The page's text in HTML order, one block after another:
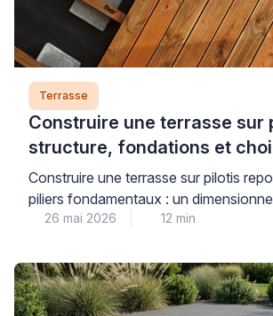
Terrasse
Construire une terrasse sur
structure, fondations et
Construire une terrasse sur pilotis
piliers fondamentaux : un
de la structure porteuse, des
durables répondant aux contraintes
Cette réalisation technique, qui
en pente ou irrégulier en véritable
26 mai 2026 12 min